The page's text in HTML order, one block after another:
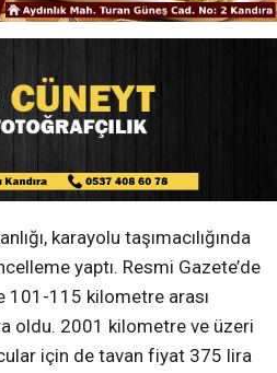
karayolu taşımacılığında
yaptı. Resmi Gazete’de
101-115 kilometre arası
oldu. 2001 kilometre ve üzeri
için de tavan fiyat 375 lira